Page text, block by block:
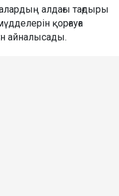
алдағы тағдыры
қорғауға
айналысады.